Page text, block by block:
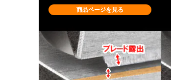
商品ページを見る